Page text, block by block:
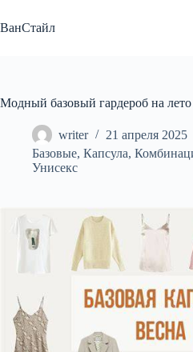
к
сути
ВанСтайл
Модный базовый гардероб на лето
writer
21 апреля 2025
Базовые, Капсула,
Унисекс